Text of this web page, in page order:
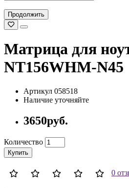
Продолжить
Матрица для
NT156WHM-N45
Артикул 058518
Наличие уточняйте
3650руб.
Количество
Купить
0